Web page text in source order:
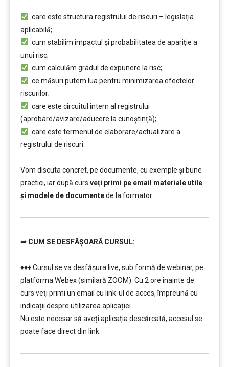
care este structura registrului de riscuri – legislația
aplicabilă;
cum stabilim impactul și probabilitatea de apariție a
unui risc;
cum calculăm gradul de expunere la risc;
ce măsuri putem lua pentru minimizarea efectelor
riscurilor;
care este circuitul intern al registrului
(aprobare/avizare/aducere la cunoştință);
care este termenul de elaborare/actualizare a
registrului de riscuri.
Vom discuta concret, pe documente, cu exemple și bune
practici, iar după curs veți primi pe email materiale utile
și modele de documentede la formator.
⇒ CUM SE DESFĂȘOARĂ CURSUL:
♦♦♦ Cursul se va desfășura live, sub formă de webinar, pe
platforma Webex (similară ZOOM). Cu 2 ore înainte de
curs veţi primi un email cu link-ul de acces, împreună cu
indicații despre utilizarea aplicației.
Nu este necesar să aveți aplicația descărcată, accesul se
poate face direct din link.